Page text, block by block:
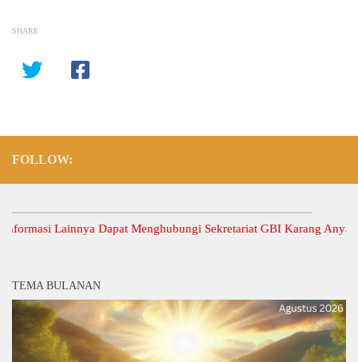
SHARE
FOLLOW:
Lainnya Dapat Menghubungi Sekretariat GBI Karang Anyar.
TEMA BULANAN